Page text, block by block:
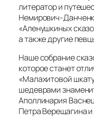
литератор и
Немирович-
«Аленушкиных
а также другие
Наше собрание
которое станет
«Малахитовой
шедеврами
Аполлинария
Петра Верещагина и